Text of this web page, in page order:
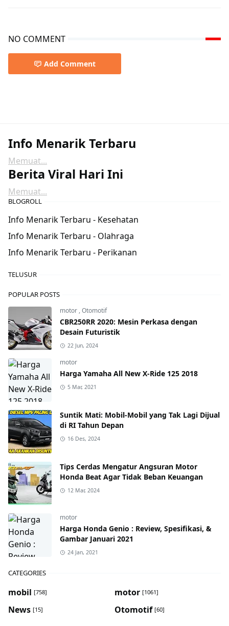
NO COMMENT
Add Comment
Info Menarik Terbaru
Memuat...
Berita Viral Hari Ini
Memuat...
BLOGROLL
Info Menarik Terbaru - Kesehatan
Info Menarik Terbaru - Olahraga
Info Menarik Terbaru - Perikanan
TELUSUR
POPULAR POSTS
motor ,Otomotif
CBR250RR 2020: Mesin Perkasa dengan
Desain Futuristik
22 Jun, 2024
motor
Harga Yamaha All New X-Ride 125 2018
5 Mar, 2021
Suntik Mati: Mobil-Mobil yang Tak Lagi Dijual
di RI Tahun Depan
16 Des, 2024
Tips Cerdas Mengatur Angsuran Motor
Honda Beat Agar Tidak Beban Keuangan
12 Mar, 2024
motor
Harga Honda Genio : Review, Spesifikasi, &
Gambar Januari 2021
24 Jan, 2021
CATEGORIES
mobil [758] motor [1061]
News [15] Otomotif [60]